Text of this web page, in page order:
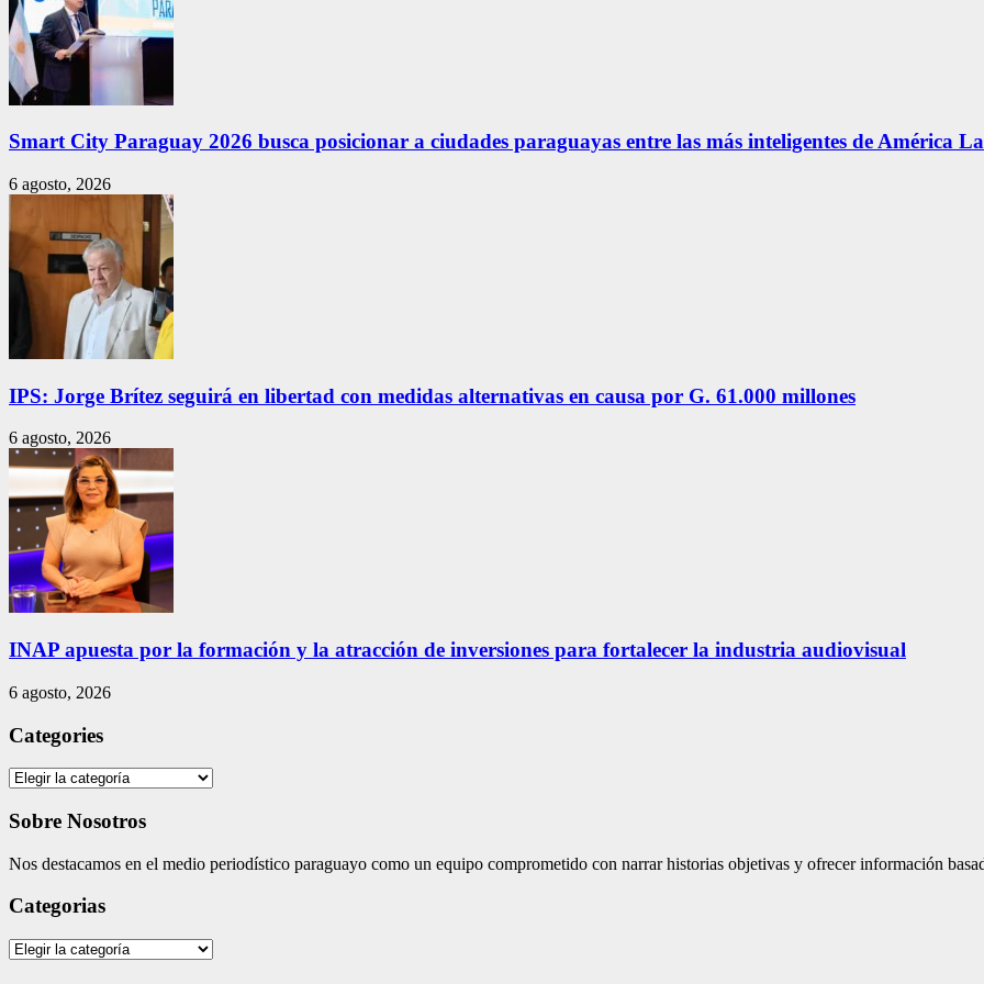
Smart City Paraguay 2026 busca posicionar a ciudades paraguayas entre las más inteligentes de América
6 agosto, 2026
IPS: Jorge Brítez seguirá en libertad con medidas alternativas en causa por G. 61.000 millones
6 agosto, 2026
INAP apuesta por la formación y la atracción de inversiones para fortalecer la industria audiovisual
6 agosto, 2026
Categories
Categories
Sobre Nosotros
Nos destacamos en el medio periodístico paraguayo como un equipo comprometido con narrar historias objetivas y ofrecer información
Categorias
Categorias